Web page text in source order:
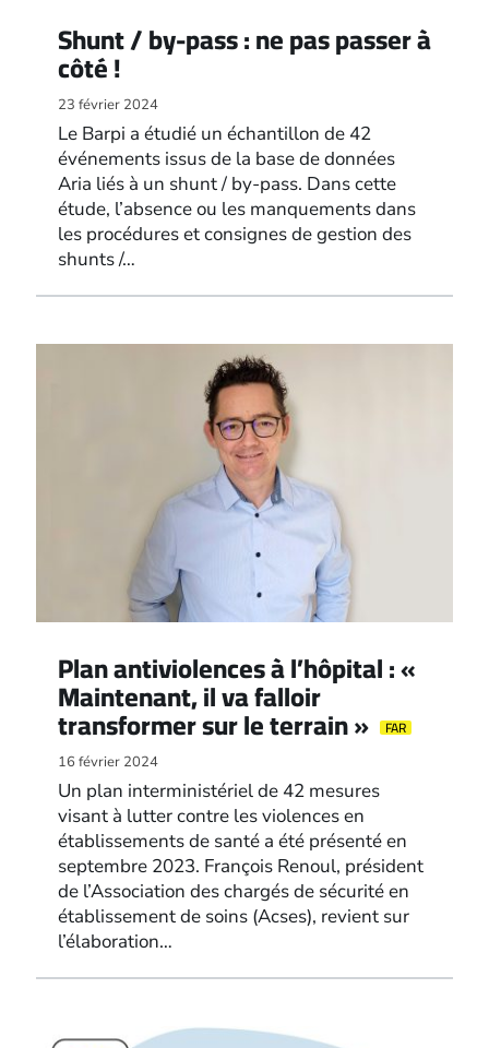
Shunt / by-pass : ne pas passer à
côté !
23 février 2024
Le Barpi a étudié un échantillon de 42
événements issus de la base de données
Aria liés à un shunt / by-pass. Dans cette
étude, l’absence ou les manquements dans
les procédures et consignes de gestion des
shunts /…
Plan antiviolences à l’hôpital : «
Maintenant, il va falloir
transformer sur le terrain » FAR
16 février 2024
Un plan interministériel de 42 mesures
visant à lutter contre les violences en
établissements de santé a été présenté en
septembre 2023. François Renoul, président
de l’Association des chargés de sécurité en
établissement de soins (Acses), revient sur
l’élaboration…